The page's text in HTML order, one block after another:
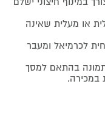
או מעלית שאינה
לכרמיאל ומעבר
בהתאם למסך